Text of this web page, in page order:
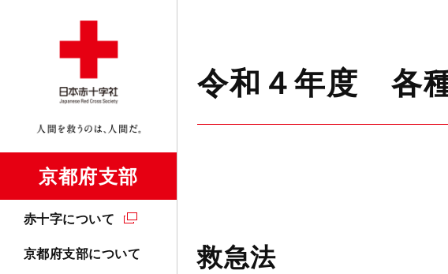
京都府支部
赤十字について
京都府支部について
令和４年度 各
救急法